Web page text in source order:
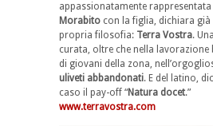
appassionatamente rappresentata
Morabito con la figlia, dichiara già
propria filosofia: Terra Vostra.
curata, oltre che nella lavorazione
di giovani della zona,
uliveti abbandonati. E del latino,
caso il pay-off “Natura docet.”
www.terravostra.com